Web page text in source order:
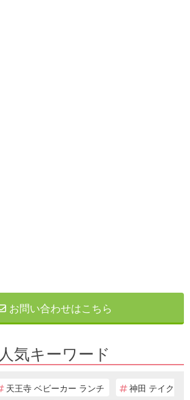
お問い合わせはこちら
人気キーワード
天王寺 ベビーカー ランチ
神田 テイク